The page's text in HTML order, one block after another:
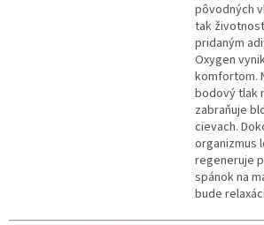
pôvodných
tak
pridaným
Oxygen
komfortom.
bodový tlak
zabraňuje
cievach.
organizmus
regeneruje
spánok na
bude